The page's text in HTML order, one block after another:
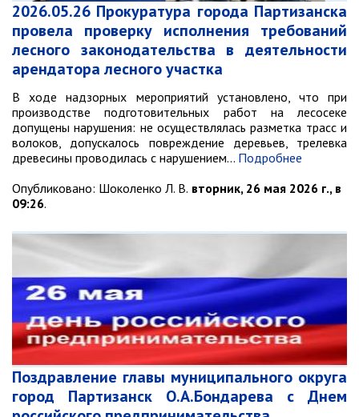
2026.05.26 Прокуратура города Партизанска
провела проверку исполнения требований
лесного законодательства в деятельности
арендатора лесного участка
В ходе надзорных мероприятий установлено, что при
производстве подготовительных работ на лесосеке
допущены нарушения: не осуществлялась разметка трасс и
волоков, допускалось повреждение деревьев, трелевка
древесины проводилась с нарушением… Подробнее
Опубликовано: Шоколенко Л. В. вторник, 26 мая 2026 г., в
09:26.
Поздравление главы муниципального округа
город Партизанск О.А.Бондарева с Днем